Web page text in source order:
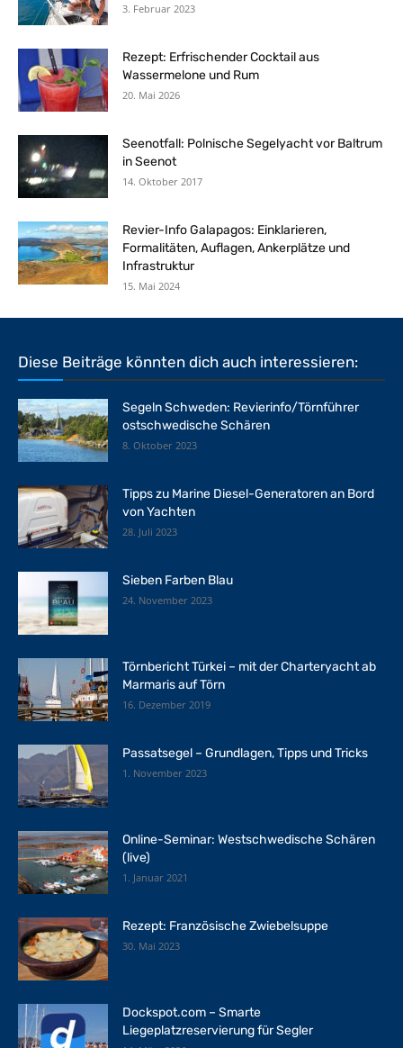
3. Februar 2023
Rezept: Erfrischender Cocktail aus
Wassermelone und Rum
20. Mai 2026
Seenotfall: Polnische Segelyacht vor Baltrum
in Seenot
14. Oktober 2017
Revier-Info Galapagos: Einklarieren,
Formalitäten, Auflagen, Ankerplätze und
Infrastruktur
15. Mai 2024
Diese Beiträge könnten dich auch interessieren:
Segeln Schweden: Revierinfo/Törnführer
ostschwedische Schären
8. Oktober 2023
Tipps zu Marine Diesel-Generatoren an Bord
von Yachten
28. Juli 2023
Sieben Farben Blau
24. November 2023
Törnbericht Türkei – mit der Charteryacht ab
Marmaris auf Törn
16. Dezember 2019
Passatsegel – Grundlagen, Tipps und Tricks
1. November 2023
Online-Seminar: Westschwedische Schären
(live)
1. Januar 2021
Rezept: Französische Zwiebelsuppe
30. Mai 2023
Dockspot.com – Smarte
Liegeplatzreservierung für Segler